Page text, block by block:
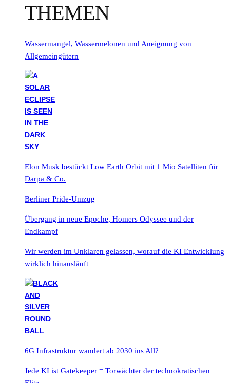
THEMEN
Wassermangel, Wassermelonen und Aneignung von
Allgemeingütern
Elon Musk bestückt Low Earth Orbit mit 1 Mio Satelliten für
Darpa & Co.
Berliner Pride-Umzug
Übergang in neue Epoche, Homers Odyssee und der
Endkampf
Wir werden im Unklaren gelassen, worauf die KI Entwicklung
wirklich hinausläuft
6G Infrastruktur wandert ab 2030 ins All?
Jede KI ist Gatekeeper = Torwächter der technokratischen